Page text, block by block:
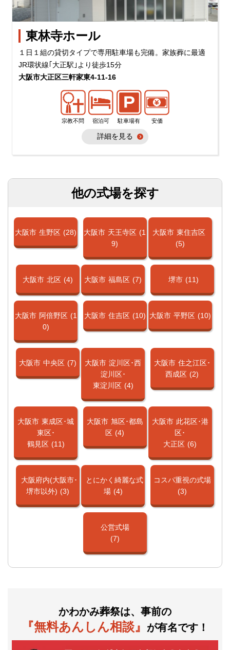
東林寺ホール
１日１組の貸切タイプで専用駐車場も完備。家族葬に最適
JR環状線｢大正駅｣より徒歩15分
大阪市大正区三軒家東4-11-16
宗教不問 宿泊可 駐車場有 安価
詳細を見る
他の式場を探す
大阪市 生野区 (28) 大阪市 天王寺区 (1
9)
大阪市 東住吉区
(5)
大阪市 北区 (4) 大阪市 福島区 (7) 堺市 (11)
大阪市 阿倍野区 (1
0)
大阪市 住吉区 (10) 大阪市 平野区 (10)
大阪市 中央区 (7) 大阪市 淀川区･西
淀川区･
東淀川区 (4)
大阪市 住之江区･
西成区 (2)
大阪市 東成区･城
東区･
鶴見区 (11)
大阪市 旭区･都島
区 (4)
大阪市 此花区･港
区･
大正区 (6)
大阪府内(大阪市･
堺市以外) (3)
とにかく綺麗な式
場 (4)
コスパ重視の式場
(3)
公営式場
(7)
かわかみ葬祭は、事前の
『無料あんしん相談』 が有名です！